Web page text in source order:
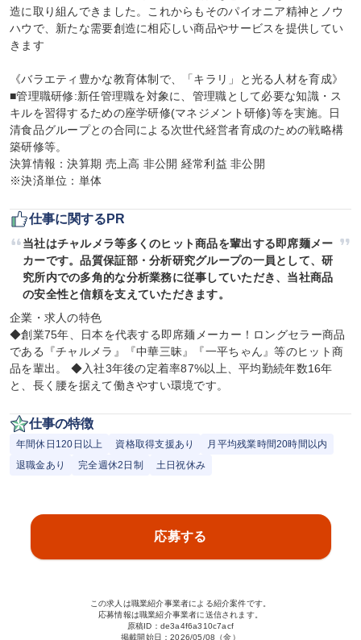
造に取り組んできました。これからもそのパイオニア精神とノウ
ハウで、新たな需要創造に相応しい商品やサービスを提供してい
きます
《バラエティ豊かな教育体制で、「キラリ」と光る人材を育成》
■管理職研修:新任管理職を対象に、管理職として必要な知識・ス
キルを習得するための座学研修(マネジメント研修)等を実施。日
清食品グループとの合同による次世代経営者育成のための戦略構
築研修等。
決算情報：決算期 売上高 非公開 経常利益 非公開
※決済単位：単体
仕事に関するPR
当社はチャルメラ等多くのヒット商品を輩出する即席麺メー
カーです。品質保証部・分析研究グループの一員として、研
究所内での多角的な分析業務に従事していただき、当社商品
の安全性と信頼を支えていただきます。
企業・求人の特色
◆創業75年、日本を代表する即席麺メーカー！ロングセラー商品
である『チャルメラ』『中華三昧』『一平ちゃん』等のヒット商
品を輩出。 ◆入社3年後の定着率87%以上、平均勤続年数16年
と、長く腰を据えて働きやすい環境です。
仕事の特徴
年間休日120日以上 資格取得支援あり
月平均残業時間20時間以内
退職金あり
完全週休2日制 土日祝休み
応募する
この求人は職業紹介事業者による紹介案件です。
応募情報は職業紹介事業者に送信されます。
原稿ID： de3a4f6a310c7acf
掲載開始日：2026/05/08（金）